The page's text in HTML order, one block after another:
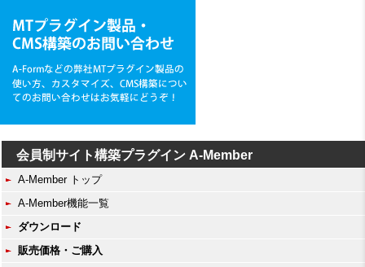
会員制サイト構築プラグイン A-Member
A-Member トップ
A-Member機能一覧
ダウンロード
販売価格・ご購入